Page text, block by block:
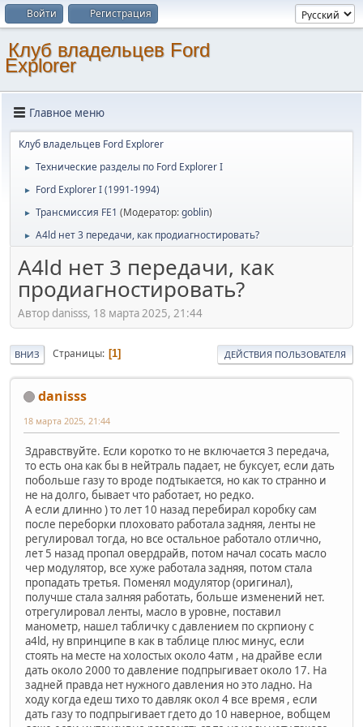
Войти Регистрация
Клуб владельцев Ford
Explorer
Главное меню
Клуб владельцев Ford Explorer
► Технические разделы по Ford Explorer I
► Ford Explorer I (1991-1994)
► Трансмиссия FE1 (Модератор:goblin)
► A4ld нет 3 передачи, как продиагностировать?
A4ld нет 3 передачи, как
продиагностировать?
Автор danisss, 18 марта 2025, 21:44
ВНИЗ Страницы 1 ДЕЙСТВИЯ ПОЛЬЗОВАТЕЛЯ
danisss
18 марта 2025, 21:44
Здравствуйте. Если коротко то не включается 3 передача,
то есть она как бы в нейтраль падает, не буксует, если дать
побольше газу то вроде подтыкается, но как то странно и
не на долго, бывает что работает, но редко.
А если длинно ) то лет 10 назад перебирал коробку сам
после переборки плоховато работала задняя, ленты не
регулировал тогда, но все остальное работало отлично,
лет 5 назад пропал овердрайв, потом начал сосать масло
чер модулятор, все хуже работала задняя, потом стала
пропадать третья. Поменял модулятор (оригинал),
получше стала залняя работать, больше изменений нет.
отрегулировал ленты, масло в уровне, поставил
манометр, нашел табличку с давлением по скрпиону с
a4ld, ну впринципе в как в таблице плюс минус, если
стоять на месте на холостых около 4атм , на драйве если
дать около 2000 то давление подпрыгивает около 17. На
задней правда нет нужного давления но это ладно. На
ходу когда едеш тихо то давляк окол 4 все время , если
дать газу то подпрыгивает гдето до 10 наверное, вобщем